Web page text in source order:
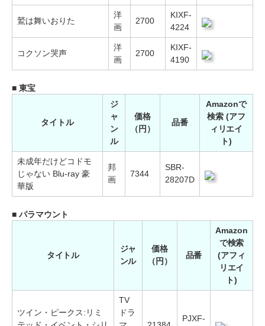
鷲は舞いおりた
洋
画
2700
KIXF-
4224
コクソン哭声
洋
画
2700
KIXF-
4190
■ 東宝
タイトル
ジ
ャ
ン
ル
価格
（円）
品番
Amazonで
検索 (アフ
ィリエイ
ト)
未成年だけどコドモ
じゃない Blu-ray 豪
華版
邦
画
7344
SBR-
28207D
■ パラマウント
タイトル
ジャ
ンル
価格
（円）
品番
Amazon
で検索
(アフィ
リエイ
ト)
ツイン・ピークス:リミ
TV
ドラ
PJXF-